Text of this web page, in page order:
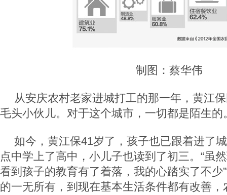
制图：蔡华伟
从安庆农村老家进城打工的那一年，黄江
毛头小伙儿。对于这个城市，一切都是陌生的
如今，黄江保41岁了，孩子也已跟着进了
点中学上了高中，小儿子也读到了初三。“虽
看到孩子的教育有了着落，我的心踏实了不少
的一无所有，到现在基本生活条件都有改善